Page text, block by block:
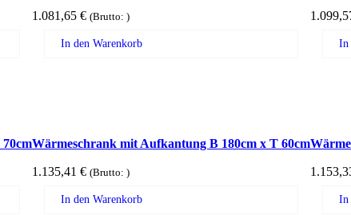
1.081,65 € (Brutto: )
In den Warenkorb In
Wärmeschrank mit Aufkantung B 180cm x T 60cm
1.135,41 € (Brutto: )
In den Warenkorb In